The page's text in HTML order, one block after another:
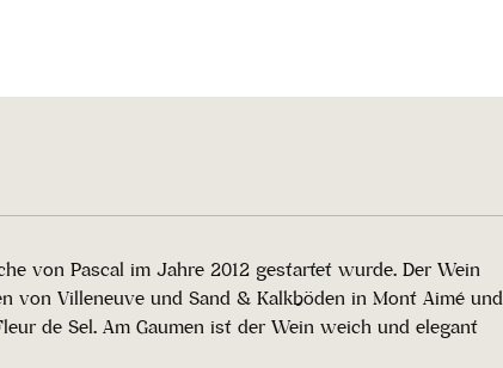
von Pascal im Jahre 2012 gestartet wurde. Der Wein
von Villeneuve und Sand & Kalkböden in Mont Aimé und
de Sel. Am Gaumen ist der Wein weich und elegant